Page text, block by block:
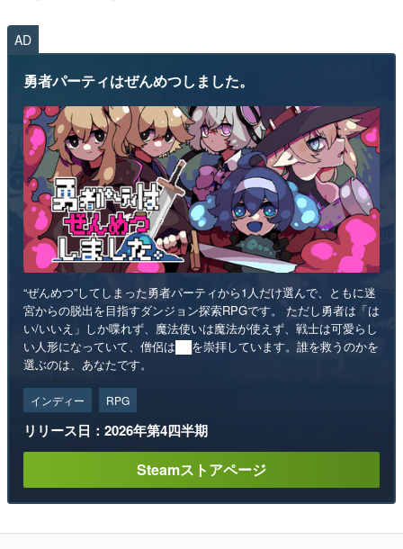
AD
勇者パーティはぜんめつしました。
“ぜんめつ”してしまった勇者パーティから1人だけ選んで、ともに迷
宮からの脱出を目指すダンジョン探索RPGです。 ただし勇者は「は
い/いいえ」しか喋れず、魔法使いは魔法が使えず、戦士は可愛らし
い人形になっていて、僧侶は██を崇拝しています。誰を救うのかを
選ぶのは、あなたです。
インディー RPG
リリース日：2026年第4四半期
Steamストアページ